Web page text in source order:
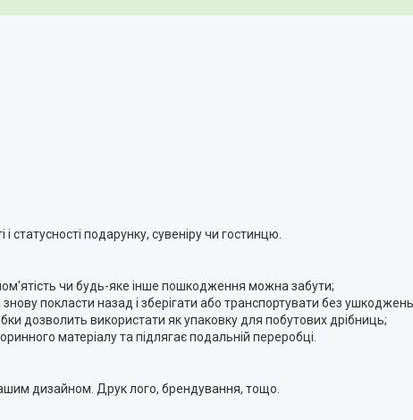
статусності подарунку, сувеніру чи гостинцю.
чи будь-яке інше пошкодження можна забути;
покласти назад і зберігати або транспортувати без
дозволить використати як упаковку для побутових дрібниць;
матеріалу та підлягає подальній переробці.
дизайном. Друк лого, брендування, тощо.